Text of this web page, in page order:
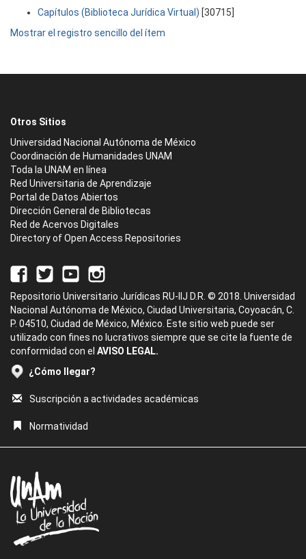
Capítulos (Biblioteca Jurídica Virtual) [30715]
Mostrar el registro sencillo del ítem
Otros Sitios
Universidad Nacional Autónoma de México
Coordinación de Humanidades UNAM
Toda la UNAM en línea
Red Universitaria de Aprendizaje
Portal de Datos Abiertos
Dirección General de Bibliotecas
Red de Acervos Digitales
Directory of Open Access Repositories
Repositorio Universitario Jurídicas RU-IIJ D.R. © 2018. Universidad
Nacional Autónoma de México, Ciudad Universitaria, Coyoacán, C.
P. 04510, Ciudad de México, México. Este sitio web puede ser
utilizado con fines no lucrativos siempre que se cite la fuente de
conformidad con el AVISO LEGAL.
¿Cómo llegar?
Suscripción a actividades académicas
Normatividad